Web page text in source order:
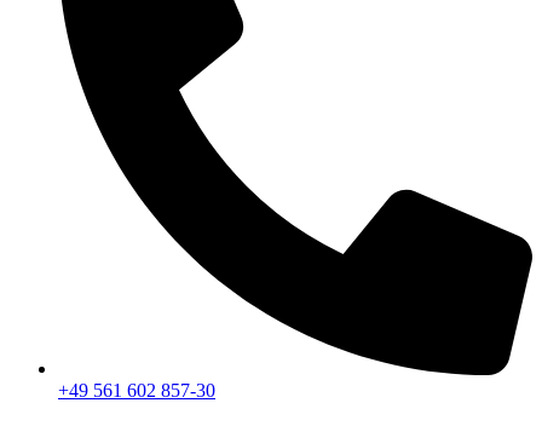
+49 561 602 857-30